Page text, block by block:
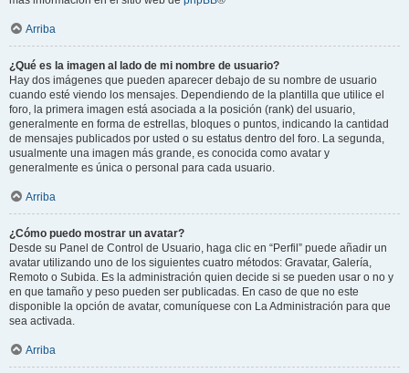
Arriba
¿Qué es la imagen al lado de mi nombre de usuario?
Hay dos imágenes que pueden aparecer debajo de su nombre de usuario
cuando esté viendo los mensajes. Dependiendo de la plantilla que utilice el
foro, la primera imagen está asociada a la posición (rank) del usuario,
generalmente en forma de estrellas, bloques o puntos, indicando la cantidad
de mensajes publicados por usted o su estatus dentro del foro. La segunda,
usualmente una imagen más grande, es conocida como avatar y
generalmente es única o personal para cada usuario.
Arriba
¿Cómo puedo mostrar un avatar?
Desde su Panel de Control de Usuario, haga clic en “Perfil” puede añadir un
avatar utilizando uno de los siguientes cuatro métodos: Gravatar, Galería,
Remoto o Subida. Es la administración quien decide si se pueden usar o no y
en que tamaño y peso pueden ser publicadas. En caso de que no este
disponible la opción de avatar, comuníquese con La Administración para que
sea activada.
Arriba